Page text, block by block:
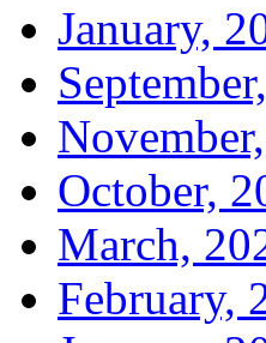
January,
October,
March,
February,